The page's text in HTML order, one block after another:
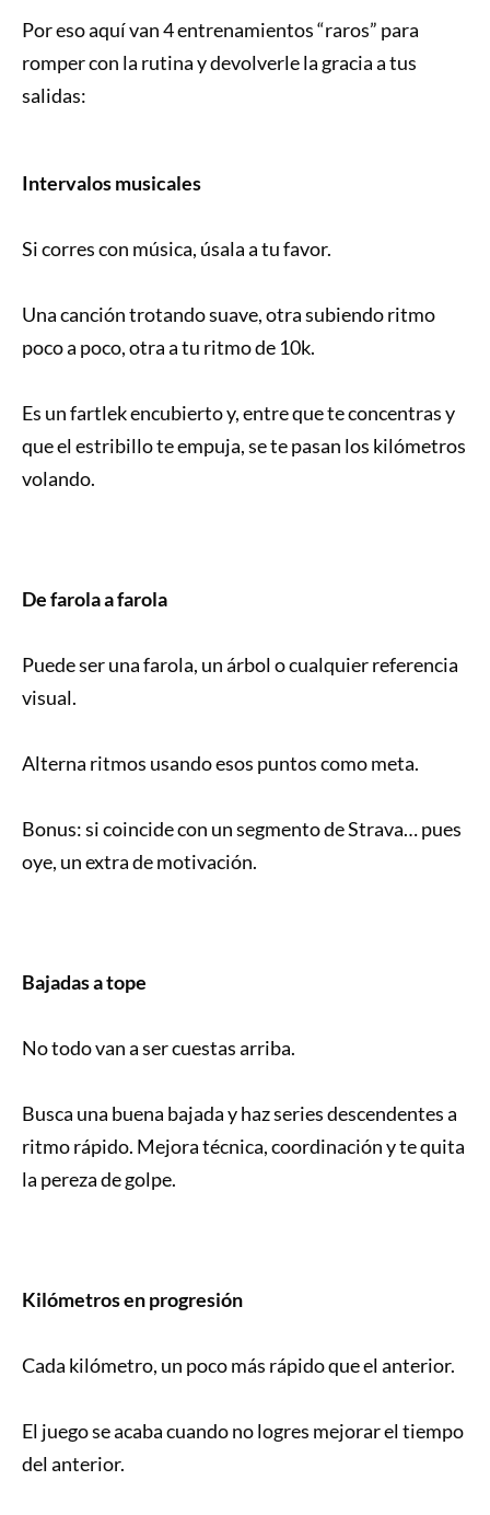
Por eso aquí van 4 entrenamientos “raros” para
romper con la rutina y devolverle la gracia a tus
salidas:
Intervalos musicales
Si corres con música, úsala a tu favor.
Una canción trotando suave, otra subiendo ritmo
poco a poco, otra a tu ritmo de 10k.
Es un fartlek encubierto y, entre que te concentras y
que el estribillo te empuja, se te pasan los kilómetros
volando.
De farola a farola
Puede ser una farola, un árbol o cualquier referencia
visual.
Alterna ritmos usando esos puntos como meta.
Bonus: si coincide con un segmento de Strava… pues
oye, un extra de motivación.
Bajadas a tope
No todo van a ser cuestas arriba.
Busca una buena bajada y haz series descendentes a
ritmo rápido. Mejora técnica, coordinación y te quita
la pereza de golpe.
Kilómetros en progresión
Cada kilómetro, un poco más rápido que el anterior.
El juego se acaba cuando no logres mejorar el tiempo
del anterior.